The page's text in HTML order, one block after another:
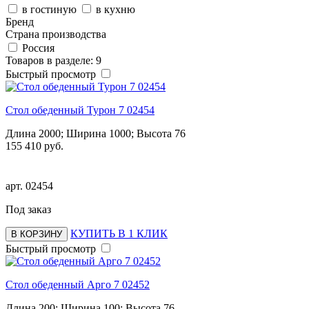
в гостиную
в кухню
Бренд
Страна производства
Россия
Товаров в разделе: 9
Быстрый просмотр
Стол обеденный Турон 7 02454
Длина 2000; Ширина 1000; Высота 76
155 410 руб.
арт. 02454
Под заказ
В КОРЗИНУ
КУПИТЬ В 1 КЛИК
Быстрый просмотр
Стол обеденный Арго 7 02452